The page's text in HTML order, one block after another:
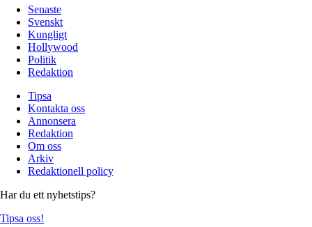
Senaste
Svenskt
Kungligt
Hollywood
Politik
Redaktion
Tipsa
Kontakta oss
Annonsera
Redaktion
Om oss
Arkiv
Redaktionell policy
Har du ett nyhetstips?
Tipsa oss!